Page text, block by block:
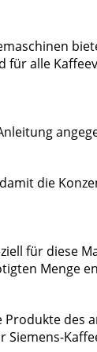
für alle
die
für diese
Menge
des
Siemens-